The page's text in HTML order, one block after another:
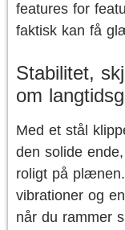
features for
faktisk kan få
Stabilitet,
om
Med et stål
den solide
roligt på
vibrationer og
når du rammer